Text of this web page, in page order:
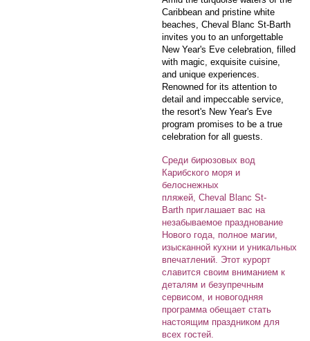
Caribbean and pristine white
beaches, Cheval Blanc St-Barth
invites you to an unforgettable
New Year's Eve celebration, filled
with magic, exquisite cuisine,
and unique experiences.
Renowned for its attention to
detail and impeccable service,
the resort's New Year's Eve
program promises to be a true
celebration for all guests.
Среди бирюзовых вод
Карибского моря и
белоснежных
пляжей, Cheval Blanc St-
Barth приглашает вас на
незабываемое празднование
Нового года, полное магии,
изысканной кухни и уникальных
впечатлений. Этот курорт
славится своим вниманием к
деталям и безупречным
сервисом, и новогодняя
программа обещает стать
настоящим праздником для
всех гостей.